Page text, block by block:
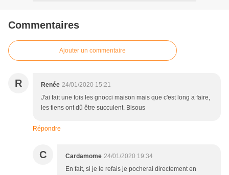
Commentaires
Ajouter un commentaire
R Renée 24/01/2020 15:21
J'ai fait une fois les gnocci maison mais que c'est long a faire,
les tiens ont dû être succulent. Bisous
Répondre
C Cardamome 24/01/2020 19:34
En fait, si je le refais je pocherai directement en